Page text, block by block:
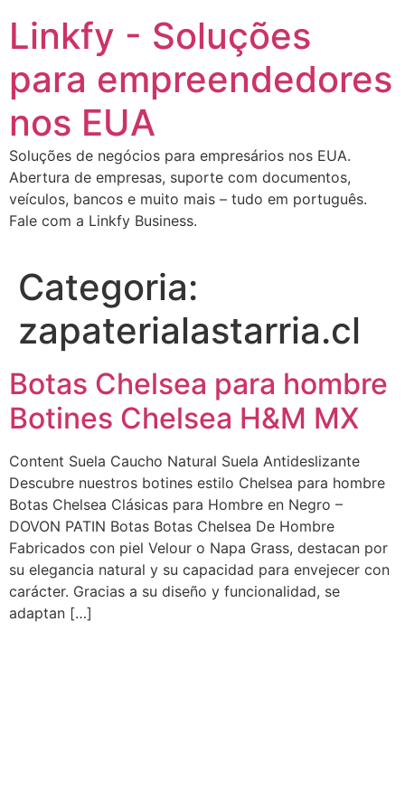
conteúdo
Linkfy - Soluções
para empreendedores
nos EUA
Soluções de negócios para empresários nos EUA.
Abertura de empresas, suporte com documentos,
veículos, bancos e muito mais – tudo em português.
Fale com a Linkfy Business.
Categoria:
zapaterialastarria.cl
Botas Chelsea para hombre
Botines Chelsea H&M MX
Content Suela Caucho Natural Suela Antideslizante
Descubre nuestros botines estilo Chelsea para hombre
Botas Chelsea Clásicas para Hombre en Negro –
DOVON PATIN Botas Botas Chelsea De Hombre
Fabricados con piel Velour o Napa Grass, destacan por
su elegancia natural y su capacidad para envejecer con
carácter. Gracias a su diseño y funcionalidad, se
adaptan […]